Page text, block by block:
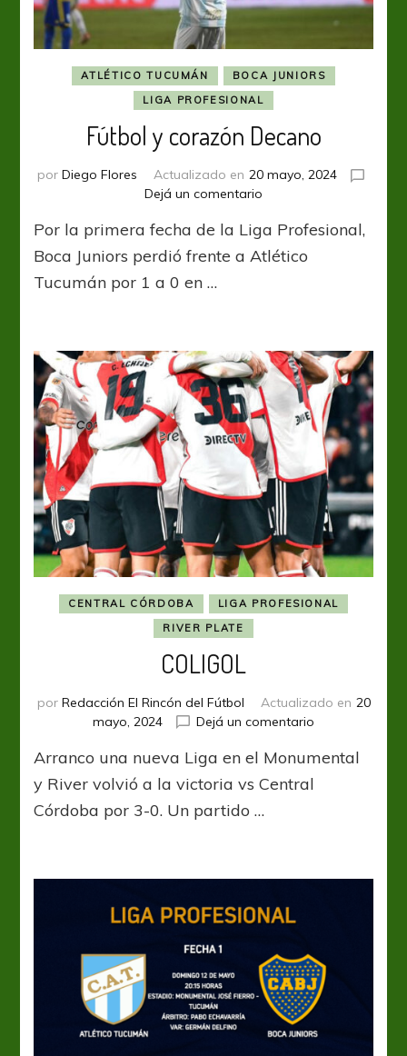
ATLÉTICO TUCUMÁN
BOCA JUNIORS
LIGA PROFESIONAL
Fútbol y corazón Decano
por Diego Flores Actualizado en 20 mayo, 2024
Dejá un comentario
y
corazón
Por la primera fecha de la Liga Profesional,
Boca Juniors perdió frente a Atlético
Tucumán por 1 a 0 en …
CENTRAL CÓRDOBA
LIGA PROFESIONAL
RIVER PLATE
COLIGOL
por Redacción El Rincón del Fútbol Actualizado en 20
mayo, 2024
Dejá un comentario
Arranco una nueva Liga en el Monumental
y River volvió a la victoria vs Central
Córdoba por 3-0. Un partido …